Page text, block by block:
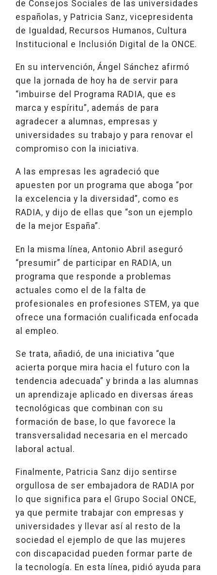
de Consejos Sociales de las universidades
españolas, y Patricia Sanz, vicepresidenta
de Igualdad, Recursos Humanos, Cultura
Institucional e Inclusión Digital de la ONCE.
En su intervención, Ángel Sánchez afirmó
que la jornada de hoy ha de servir para
“imbuirse del Programa RADIA, que es
marca y espíritu”, además de para
agradecer a alumnas, empresas y
universidades su trabajo y para renovar el
compromiso con la iniciativa.
A las empresas les agradeció que
apuesten por un programa que aboga “por
la excelencia y la diversidad”, como es
RADIA, y dijo de ellas que “son un ejemplo
de la mejor España”.
En la misma línea, Antonio Abril aseguró
“presumir” de participar en RADIA, un
programa que responde a problemas
actuales como el de la falta de
profesionales en profesiones STEM, ya que
ofrece una formación cualificada enfocada
al empleo.
Se trata, añadió, de una iniciativa “que
acierta porque mira hacia el futuro con la
tendencia adecuada” y brinda a las alumnas
un aprendizaje aplicado en diversas áreas
tecnológicas que combinan con su
formación de base, lo que favorece la
transversalidad necesaria en el mercado
laboral actual.
Finalmente, Patricia Sanz dijo sentirse
orgullosa de ser embajadora de RADIA por
lo que significa para el Grupo Social ONCE,
ya que permite trabajar con empresas y
universidades y llevar así al resto de la
sociedad el ejemplo de que las mujeres
con discapacidad pueden formar parte de
la tecnología. En esta línea, pidió ayuda para